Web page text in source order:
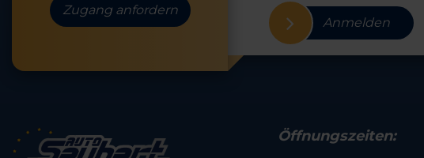
Zugang anfordern
Anmelden
Öffnungszeiten: